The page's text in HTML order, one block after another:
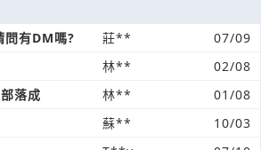
問有DM嗎? 莊**
07/09
林**
02/08
落成
林**
01/08
蘇**
10/03